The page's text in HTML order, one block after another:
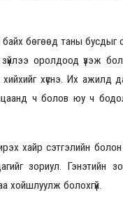
байх бөгөөд таны
оролдоод үзэж
хүснэ. Их ажилд
ч болов юу ч
хайр сэтгэлийн
зориул. Гэнэтийн
хойшлуулж болохгүй.